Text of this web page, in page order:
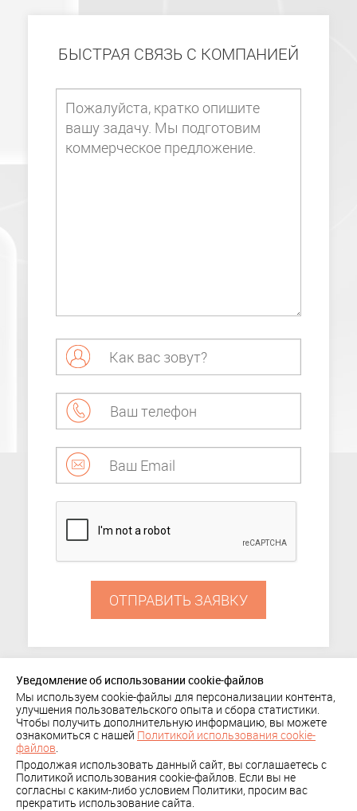
БЫСТРАЯ СВЯЗЬ С КОМПАНИЕЙ
ОТПРАВИТЬ ЗАЯВКУ
+ 7 (495) 636-29-78
Политика
конфиденциальности
ПОРТФОЛИО
КОМПАНИЯ КЛИЕНТЫ
СКАЧАТЬ
ПРЕЗЕНТАЦИЮ
Уведомление об использовании cookie-файлов
Мы используем cookie-файлы для персонализации контента,
улучшения пользовательского опыта и сбора статистики.
Чтобы получить дополнительную информацию, вы можете
ознакомиться с нашей Политикой использования cookie-
файлов.
Продолжая использовать данный сайт, вы соглашаетесь с
Политикой использования cookie-файлов. Если вы не
согласны с каким-либо условием Политики, просим вас
прекратить использование сайта.